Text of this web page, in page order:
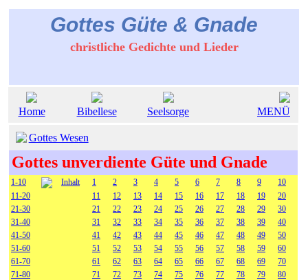
Gottes Güte & Gnade
christliche Gedichte und Lieder
Home Bibellese Seelsorge MENÜ
Gottes Wesen
Gottes unverdiente Güte und Gnade
1-10 Inhalt 1 2 3 4 5 6 7 8 9
10
11-20
11 12 13 14 15 16 17 18 19
20
21-30
21 22 23 24 25 26 27 28 29
30
31-40
31 32 33 34 35 36 37 38 39
40
41-50
41 42 43 44 45 46 47 48 49
50
51-60
51 52 53 54 55 56 57 58 59
60
61-70
61 62 63 64 65 66 67 68 69
70
71-80
71 72 73 74 75 76 77 78 79
80